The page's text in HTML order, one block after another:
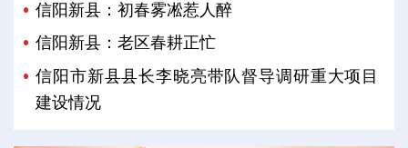
信阳新县：初春雾凇惹人醉
信阳新县：老区春耕正忙
信阳市新县县长李晓亮带队督导调研重大项目
建设情况